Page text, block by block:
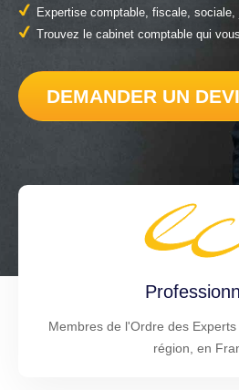
Expertise comptable, fiscale, sociale,
Trouvez le cabinet comptable qui
DEMANDER UN
Membres de l'Ordre des
région, en